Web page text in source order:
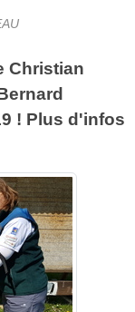
Christian
! Plus d'infos